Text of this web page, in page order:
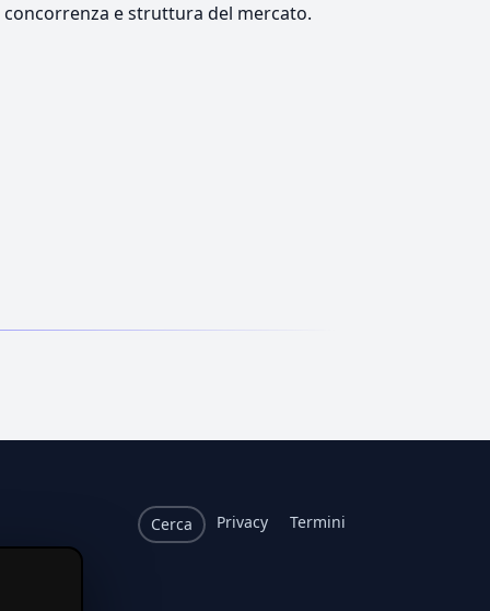
e struttura del mercato.
Cerca Privacy Termini